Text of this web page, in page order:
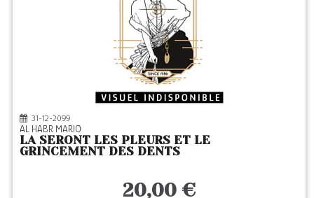
31-12-2099
AL HABR MARIO
LA SERONT LES PLEURS ET LE
GRINCEMENT DES DENTS
20,00 €